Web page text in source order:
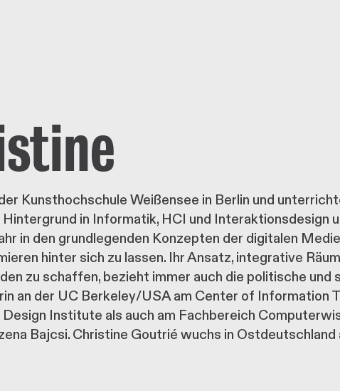
Kunsthochschule Weißensee in Berlin und
in Informatik, HCI und Interaktionsdesign
in den grundlegenden Konzepten der digitalen
hinter sich zu lassen. Ihr Ansatz, integrative
zu schaffen, bezieht immer auch die politische und
an der UC Berkeley/USA am Center of Information
Institute als auch am Fachbereich
Bajcsi. Christine Goutrié wuchs in Ostdeutschland